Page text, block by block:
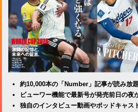
約10,000本の「Number」記事が読み放題
ビューワー機能で最新号が発売前日の夜
独自のインタビュー動画やポッドキャス